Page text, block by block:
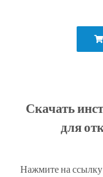
Скачать
для
Нажмите на